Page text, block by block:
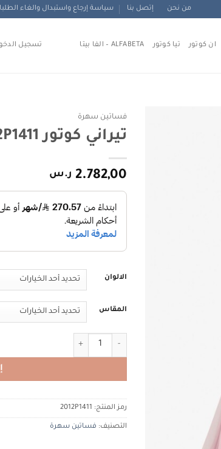
من نحن إتصل بنا سياسة إرجاع واستبدال والغاء
ان كوتور تيا كوتور ALFABETA – الفا بيتا تسجيل
فساتين سهرة
تيراني كوتور terani 2012P1411
2.782,00 ر.س
الالوان
المقاس
كمية تيراني كوتور terani 2012P1411
رمز المنتج: 2012P1411
التصنيف: فساتين سهرة